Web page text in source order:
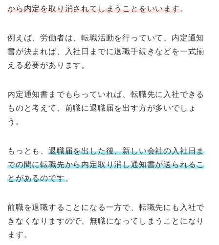
から内定を取り消されてしまうことをいいます。
例えば、労働者は、転職活動を行っていて、内定通知
書が決まれば、入社日までに退職手続きなどを一式揃
える必要があります。
内定通知書までもらっていれば、転職先に入社できる
ものと考えて、前職に退職届を出す方が多いでしょ
う。
もっとも、 退職届を出した後、新しい会社の入社日ま
での間に転職先から内定取り消し通知書が送られるこ
とがあるのです。
前職を退職することになる一方で、転職先にも入社で
きなくなりますので、無職になってしまうことになり
ます。